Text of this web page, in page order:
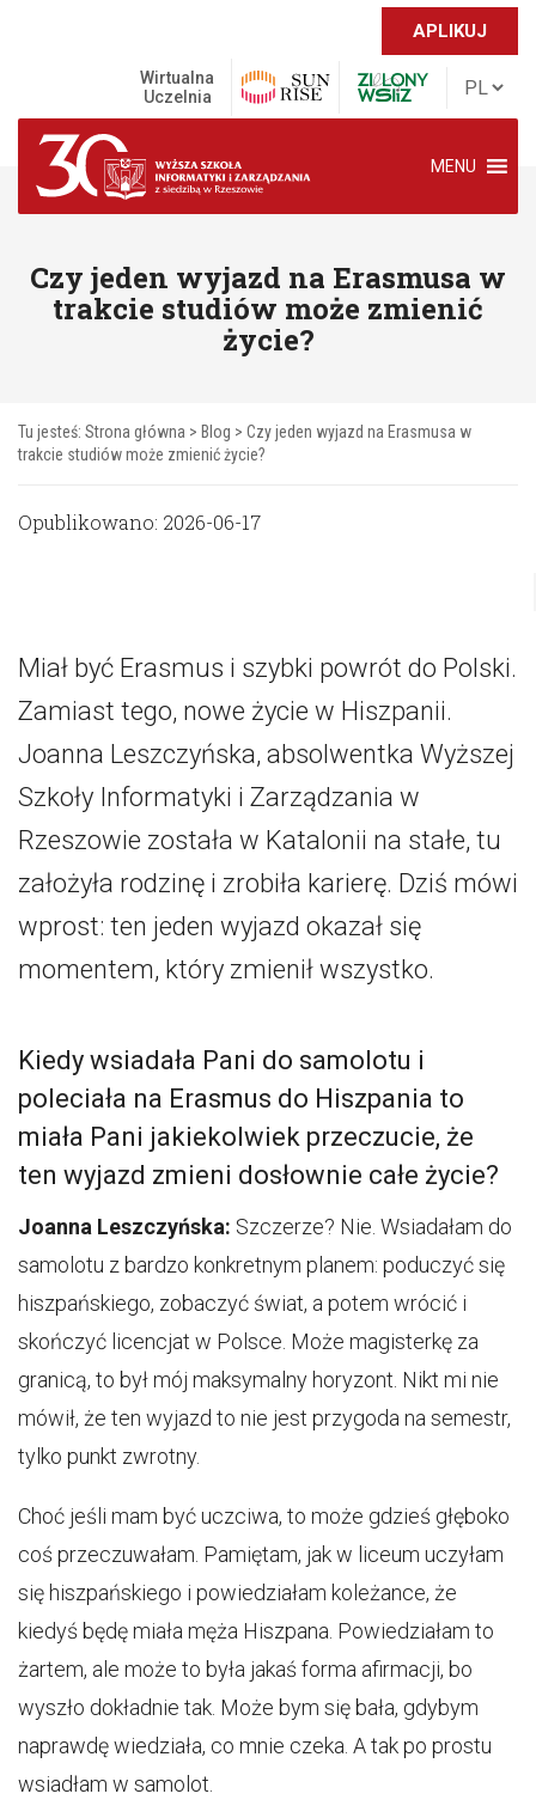
APLIKUJ
Wirtualna
Uczelnia
MENU
Czy jeden wyjazd na Erasmusa w
trakcie studiów może zmienić
życie?
Tu jesteś: Strona główna > Blog > Czy jeden wyjazd na Erasmusa w
trakcie studiów może zmienić życie?
Opublikowano: 2026-06-17
Miał być Erasmus i szybki powrót do Polski.
Zamiast tego, nowe życie w Hiszpanii.
Joanna Leszczyńska, absolwentka Wyższej
Szkoły Informatyki i Zarządzania w
Rzeszowie została w Katalonii na stałe, tu
założyła rodzinę i zrobiła karierę. Dziś mówi
wprost: ten jeden wyjazd okazał się
momentem, który zmienił wszystko.
Kiedy wsiadała Pani do samolotu i
poleciała na Erasmus do Hiszpania to
miała Pani jakiekolwiek przeczucie, że
ten wyjazd zmieni dosłownie całe życie?
Joanna Leszczyńska: Szczerze? Nie. Wsiadałam do
samolotu z bardzo konkretnym planem: poduczyć się
hiszpańskiego, zobaczyć świat, a potem wrócić i
skończyć licencjat w Polsce. Może magisterkę za
granicą, to był mój maksymalny horyzont. Nikt mi nie
mówił, że ten wyjazd to nie jest przygoda na semestr,
tylko punkt zwrotny.
Choć jeśli mam być uczciwa, to może gdzieś głęboko
coś przeczuwałam. Pamiętam, jak w liceum uczyłam
się hiszpańskiego i powiedziałam koleżance, że
kiedyś będę miała męża Hiszpana. Powiedziałam to
żartem, ale może to była jakaś forma afirmacji, bo
wyszło dokładnie tak. Może bym się bała, gdybym
naprawdę wiedziała, co mnie czeka. A tak po prostu
wsiadłam w samolot.